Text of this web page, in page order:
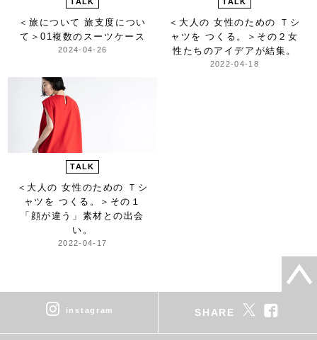
＜旅について 旅支度につい
て＞01複数のスーツケース
2024-04-26
＜大人の 女性のための Ｔシ
ャツを つくる。＞ その２女
性たちのアイデアが結集。
2022-04-18
TALK
＜大人の 女性のための Ｔシ
ャツを つくる。＞ その１
「顔が違う」素材との出会
い。
2022-04-17
instagram SHARE